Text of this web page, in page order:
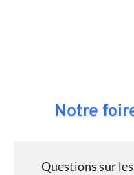
Notre
Questions sur